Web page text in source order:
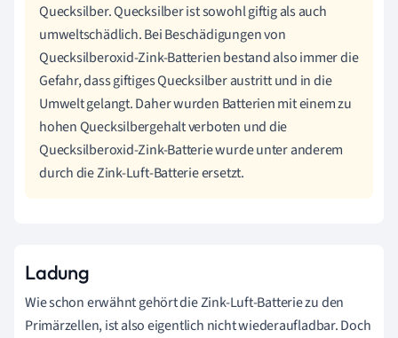
Quecksilber. Quecksilber ist sowohl giftig als auch
umweltschädlich. Bei Beschädigungen von
Quecksilberoxid-Zink-Batterien bestand also immer die
Gefahr, dass giftiges Quecksilber austritt und in die
Umwelt gelangt. Daher wurden Batterien mit einem zu
hohen Quecksilbergehalt verboten und die
Quecksilberoxid-Zink-Batterie wurde unter anderem
durch die Zink-Luft-Batterie ersetzt.
Ladung
Wie schon erwähnt gehört die Zink-Luft-Batterie zu den
Primärzellen, ist also eigentlich nicht wiederaufladbar. Doch